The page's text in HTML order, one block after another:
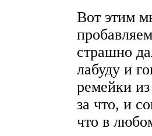
Вот этим
страшно
лабуду и
ремейки
за что, и
что в